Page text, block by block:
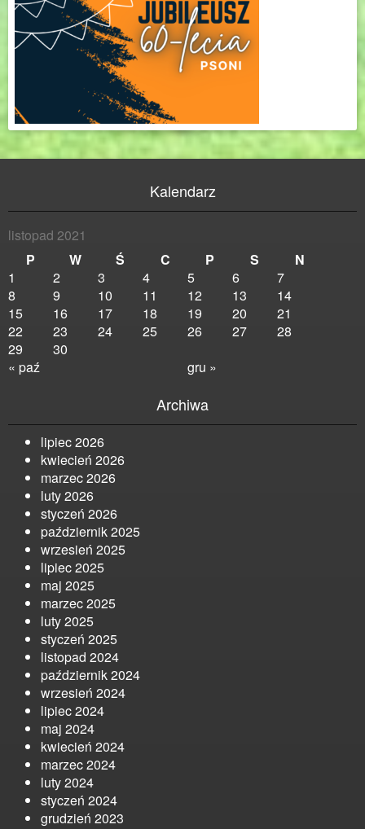
Kalendarz
listopad 2021
P
W Ś C P S N
« paź gru »
1 2 3 4 5 6
7
8
9 10 11 12 13
14
15
16 17 18 19 20
21
22
23 24 25 26 27
28
29
30
Archiwa
lipiec 2026
kwiecień 2026
marzec 2026
luty 2026
styczeń 2026
październik 2025
wrzesień 2025
lipiec 2025
maj 2025
marzec 2025
luty 2025
styczeń 2025
listopad 2024
październik 2024
wrzesień 2024
lipiec 2024
maj 2024
kwiecień 2024
marzec 2024
luty 2024
styczeń 2024
grudzień 2023